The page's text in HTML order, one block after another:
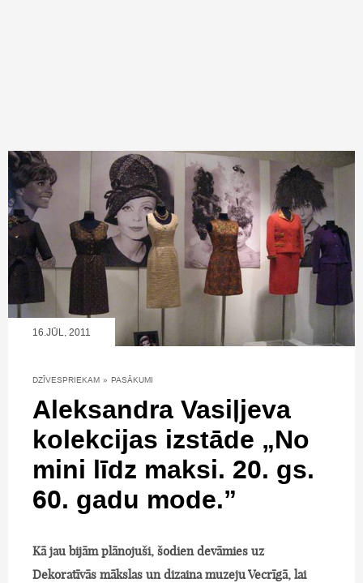
16.JŪL, 2011
DZĪVESPRIEKAM » PASĀKUMI
Aleksandra Vasiļjeva
kolekcijas izstāde „No
mini līdz maksi. 20. gs.
60. gadu mode.”
Kā jau bijām plānojuši, šodien devāmies uz
Dekoratīvās mākslas un dizaina muzeju Vecrīgā, lai